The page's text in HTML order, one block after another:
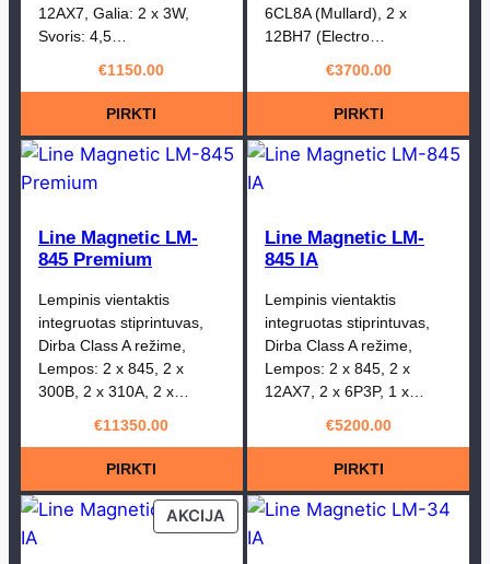
12AX7, Galia: 2 x 3W,
Svoris: 4,5…
€1150.00
PIRKTI
6CL8A (Mullard), 2 x
12BH7 (Electro…
€3700.00
PIRKTI
Line Magnetic LM-
845 Premium
Lempinis vientaktis
integruotas stiprintuvas,
Dirba Class A režime,
Lempos: 2 x 845, 2 x
300B, 2 x 310A, 2 x…
€11350.00
PIRKTI
Line Magnetic LM-
845 IA
Lempinis vientaktis
integruotas stiprintuvas,
Dirba Class A režime,
Lempos: 2 x 845, 2 x
12AX7, 2 x 6P3P, 1 x…
€5200.00
PIRKTI
AKCIJAPRODUCT
ON